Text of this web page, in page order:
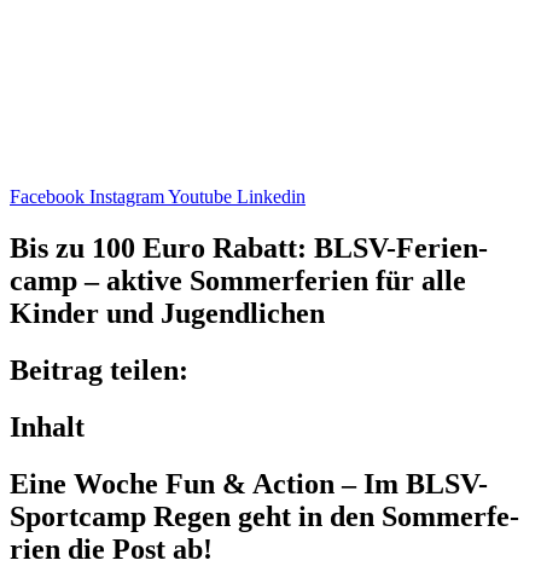
Facebook InstagramYoutube Linkedin
Bis zu 100 Euro Rabatt: BLSV-Feri­en­
camp – aktive Sommer­fe­rien für alle
Kinder und Jugendlichen
Beitrag teilen:
Inhalt
Eine Woche Fun & Action – Im BLSV-
Sport­camp Regen geht in den Sommer­fe­
rien die Post ab!